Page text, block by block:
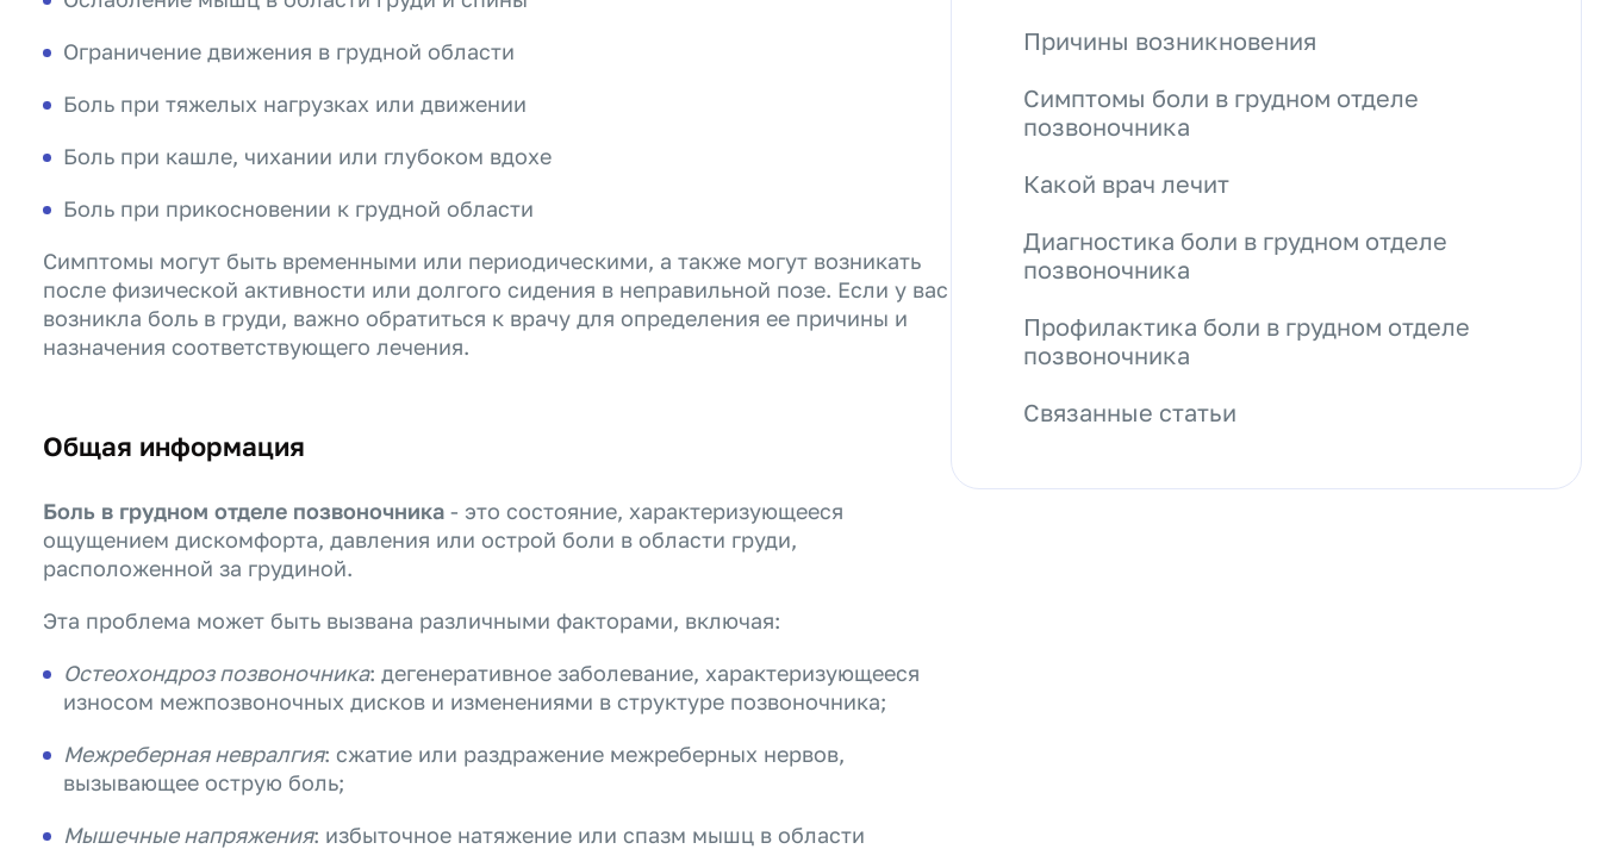
Ограничение движения в грудной области
Боль при тяжелых нагрузках или движении
Боль при кашле, чихании или глубоком вдохе
Боль при прикосновении к грудной области
Симптомы могут быть временными или периодическими, а также могут возникать
после физической активности или долгого сидения в неправильной позе. Если у вас
возникла боль в груди, важно обратиться к врачу для определения ее причины и
назначения соответствующего лечения.
Общая информация
Боль в грудном отделе позвоночника - это состояние, характеризующееся
ощущением дискомфорта, давления или острой боли в области груди,
расположенной за грудиной.
Эта проблема может быть вызвана различными факторами, включая:
Остеохондроз позвоночника: дегенеративное заболевание, характеризующееся
износом межпозвоночных дисков и изменениями в структуре позвоночника;
Межреберная невралгия: сжатие или раздражение межреберных нервов,
вызывающее острую боль;
Мышечные напряжения: избыточное натяжение или спазм мышц в области
Причины возникновения
Симптомы боли в грудном отделе
позвоночника
Какой врач лечит
Диагностика боли в грудном отделе
позвоночника
Профилактика боли в грудном отделе
позвоночника
Связанные статьи